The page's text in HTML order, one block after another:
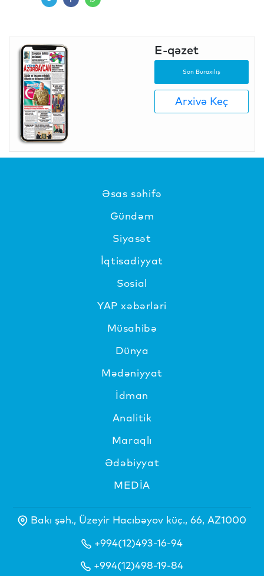
E-qəzet
Son Buraxılış
Arxivə Keç
Əsas səhifə
Gündəm
Siyasət
İqtisadiyyat
Sosial
YAP xəbərləri
Müsahibə
Dünya
Mədəniyyat
İdman
Analitik
Maraqlı
Ədəbiyyat
MEDİA
Bakı şəh., Üzeyir Hacıbəyov küç., 66, AZ1000
+994(12)493-16-94
+994(12)498-19-84